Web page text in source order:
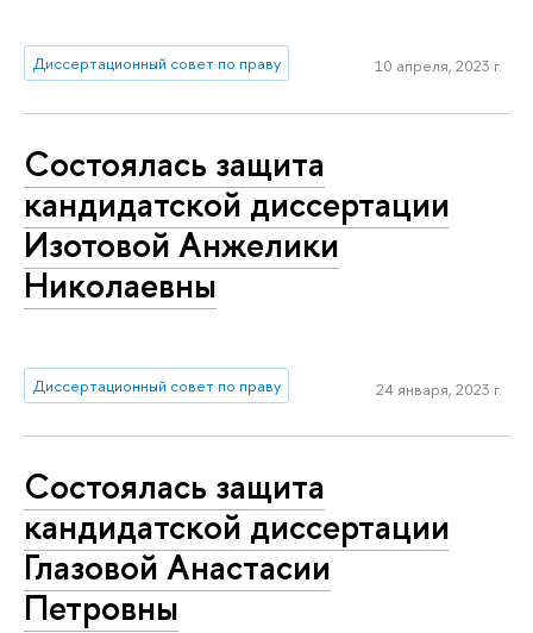
Диссертационный совет по праву 10 апреля, 2023 г.
Состоялась защита
кандидатской диссертации
Изотовой Анжелики
Николаевны
Диссертационный совет по праву 24 января, 2023 г.
Состоялась защита
кандидатской диссертации
Глазовой Анастасии
Петровны